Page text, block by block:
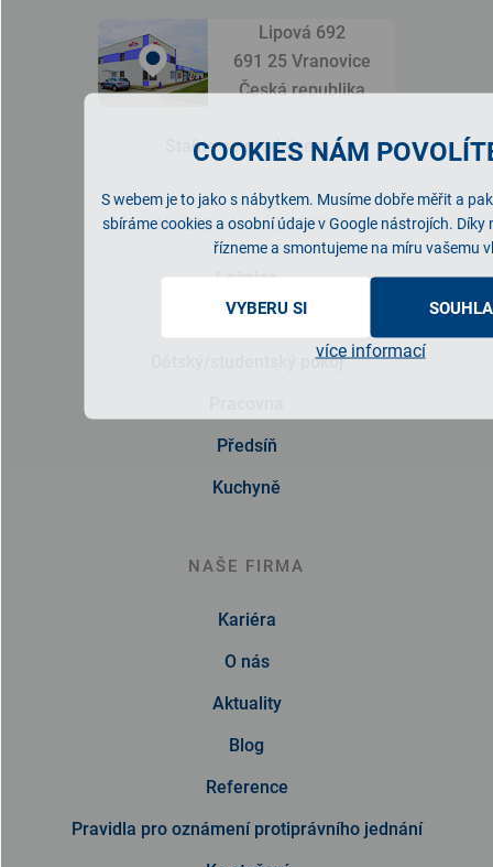
COOKIES NÁM
S webem je to jako s nábytkem. Musíme dobře měřit a
sbíráme cookies a osobní údaje v Google nástrojích. Díky
řízneme a smontujeme na míru vašemu
VYBERU SI
více informací
Lipová 692
691 25 Vranovice
Česká republika
Staňte se prodejcem
NABÍDKA NÁBYTKU
Ložnice
Obývací pokoj
Dětský/studentský pokoj
Předsíň
Kuchyně
NAŠE FIRMA
Kariéra
O nás
Aktuality
Blog
Reference
Pravidla pro oznámení protiprávního jednání